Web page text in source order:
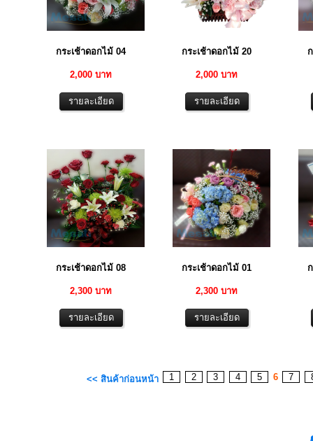
กระเช้าดอกไม้ 04
2,000 บาท
กระเช้าดอกไม้ 20
2,000 บาท
กระเช้าดอกไม้ 08
2,300 บาท
กระเช้าดอกไม้ 01
2,300 บาท
<< สินค้าก่อนหน้า 1 2 3 4 5 6 7